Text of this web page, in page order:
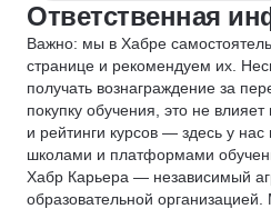
Ответственная
Важно: мы в Хабре
странице и рекомендуем их.
получать вознаграждение за
покупку обучения, это не
и рейтинги курсов — здесь у
школами и платформами
Хабр Карьера — независимый
образовательной